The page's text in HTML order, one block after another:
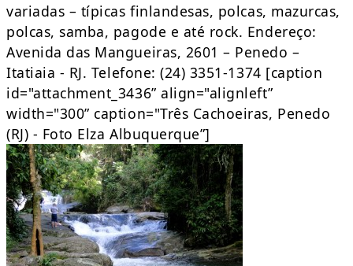
variadas – típicas finlandesas, polcas, mazurcas,
polcas, samba, pagode e até rock. Endereço:
Avenida das Mangueiras, 2601 – Penedo –
Itatiaia - RJ. Telefone: (24) 3351-1374 [caption
id="attachment_3436” align="alignleft”
width="300” caption="Três Cachoeiras, Penedo
(RJ) - Foto Elza Albuquerque”]